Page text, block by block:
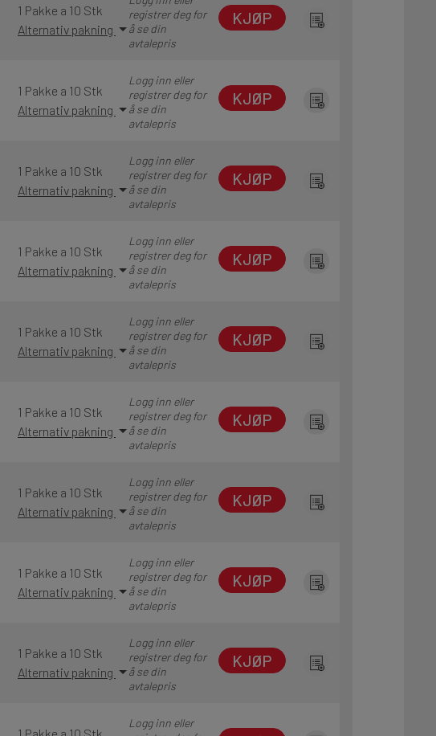
1 Pakke a 10 Stk
Alternativ pakning
registrer deg for
å se din
avtalepris
KJØP
1 Pakke a 10 Stk
Alternativ pakning
Logg inn eller
registrer deg for
å se din
avtalepris
KJØP
1 Pakke a 10 Stk
Alternativ pakning
Logg inn eller
registrer deg for
å se din
avtalepris
KJØP
1 Pakke a 10 Stk
Alternativ pakning
Logg inn eller
registrer deg for
å se din
avtalepris
KJØP
1 Pakke a 10 Stk
Alternativ pakning
Logg inn eller
registrer deg for
å se din
avtalepris
KJØP
1 Pakke a 10 Stk
Alternativ pakning
Logg inn eller
registrer deg for
å se din
avtalepris
KJØP
1 Pakke a 10 Stk
Alternativ pakning
Logg inn eller
registrer deg for
å se din
avtalepris
KJØP
1 Pakke a 10 Stk
Alternativ pakning
Logg inn eller
registrer deg for
å se din
avtalepris
KJØP
1 Pakke a 10 Stk
Alternativ pakning
Logg inn eller
registrer deg for
å se din
avtalepris
KJØP
Logg inn eller